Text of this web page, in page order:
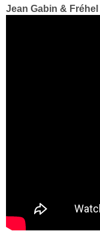
Jean Gabin & Fréhel